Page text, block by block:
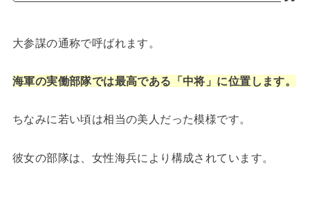
大参謀の通称で呼ばれます。
海軍の実働部隊では最高である「中将」に位置します。
ちなみに若い頃は相当の美人だった模様です。
彼女の部隊は、女性海兵により構成されています。